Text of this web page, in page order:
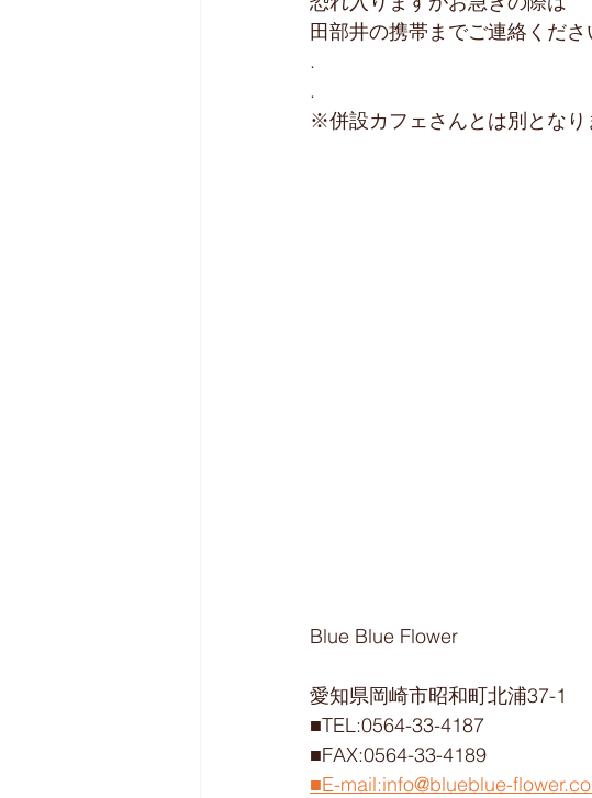
田部井の携帯までご連絡くだ
.
.
※併設カフェさんとは別とな
Blue Blue Flower
愛知県岡崎市昭和町北浦37-1
■TEL:0564-33-4187
■FAX:0564-33-4189
■E-mail:info@blueblue-